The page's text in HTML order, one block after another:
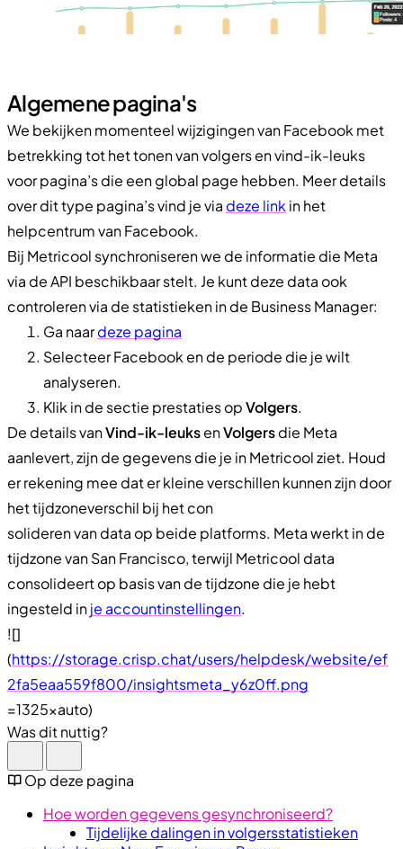
Algemene pagina's
We bekijken momenteel wijzigingen van Facebook met
betrekking tot het tonen van volgers en vind-ik-leuks
voor pagina’s die een global page hebben. Meer details
over dit type pagina’s vind je via deze link in het
helpcentrum van Facebook.
Bij Metricool synchroniseren we de informatie die Meta
via de API beschikbaar stelt. Je kunt deze data ook
controleren via de statistieken in de Business Manager:
Ga naardeze pagina
Selecteer Facebook en de periode die je wilt
analyseren.
Klik in de sectie prestaties opVolgers.
De details vanVind-ik-leuksenVolgersdie Meta
aanlevert, zijn de gegevens die je in Metricool ziet. Houd
er rekening mee dat er kleine verschillen kunnen zijn door
het tijdzoneverschil bij het con
solideren van data op beide platforms. Meta werkt in de
tijdzone van San Francisco, terwijl Metricool data
consolideert op basis van de tijdzone die je hebt
ingesteld inje accountinstellingen.
![]
(https://storage.crisp.chat/users/helpdesk/website/ef
2fa5eaa559f800/insightsmeta_y6z0ff.png
=1325xauto)
Was dit nuttig?
Op deze pagina
Hoe worden gegevens gesynchroniseerd?
Tijdelijke dalingen in volgersstatistieken